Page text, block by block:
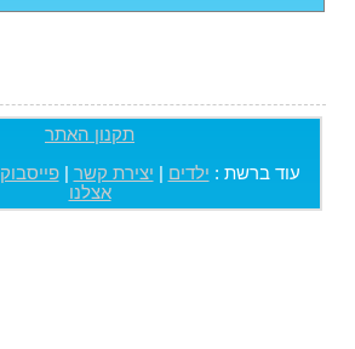
תקנון האתר
עוד ברשת : ילדים יצירת קשר |פייסבוק
אצלנו